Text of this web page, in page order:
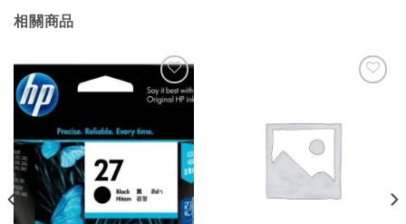
相關商品
添加